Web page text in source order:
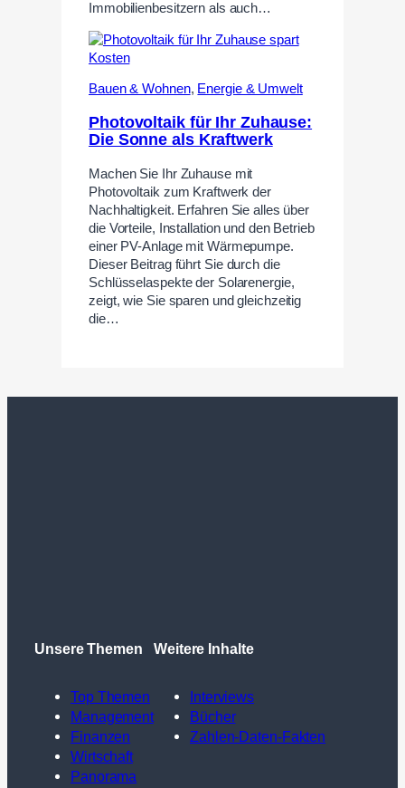
Immobilienbesitzern als auch…
Bauen & Wohnen, Energie & Umwelt
Photovoltaik für Ihr Zuhause:
Die Sonne als Kraftwerk
Machen Sie Ihr Zuhause mit
Photovoltaik zum Kraftwerk der
Nachhaltigkeit. Erfahren Sie alles über
die Vorteile, Installation und den Betrieb
einer PV-Anlage mit Wärmepumpe.
Dieser Beitrag führt Sie durch die
Schlüsselaspekte der Solarenergie,
zeigt, wie Sie sparen und gleichzeitig
die…
Unsere Themen
Top Themen
Management
Finanzen
Wirtschaft
Panorama
Weitere Inhalte
Interviews
Bücher
Zahlen-Daten-Fakten